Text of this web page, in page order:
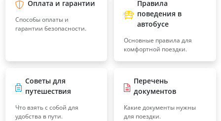
Оплата и гарантии
Способы оплаты и
гарантии безопасности.
Правила
поведения в
автобусе
Основные правила для
комфортной поездки.
Советы для
путешествия
Что взять с собой для
удобства в пути.
Перечень
документов
Какие документы нужны
для поездки.